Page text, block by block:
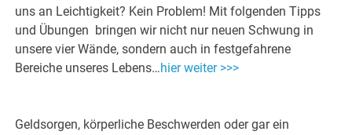
uns an Leichtigkeit? Kein Problem! Mit folgenden Tipps
und Übungen bringen wir nicht nur neuen Schwung in
unsere vier Wände, sondern auch in festgefahrene
Bereiche unseres Lebens…hier weiter >>>
Geldsorgen, körperliche Beschwerden oder gar ein